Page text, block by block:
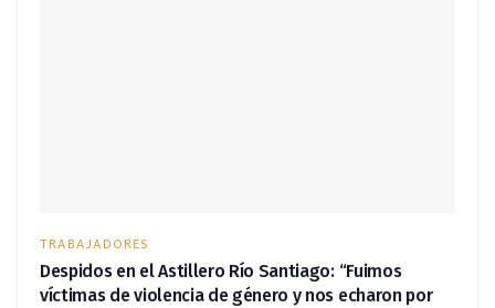
TRABAJADORES
Despidos en el Astillero Río Santiago: “Fuimos
víctimas de violencia de género y nos echaron por